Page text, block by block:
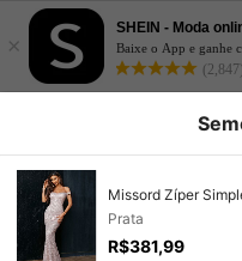
×
SHEIN - Moda
Baixe o App e ganhe
(2,847)
Missord Zíper
Prata
R$381,99